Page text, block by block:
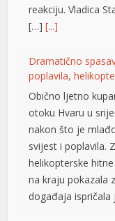
reakciju. Vladica
[…][...]
Dramatično
poplavila,
Obično ljetno
otoku Hvaru u
nakon što je
svijest i poplavila.
helikopterske
na kraju pokazala
događaja